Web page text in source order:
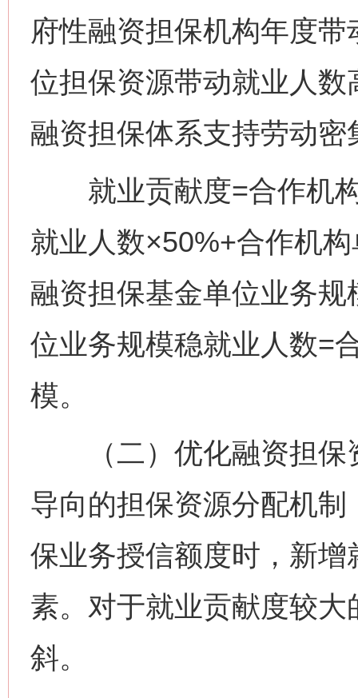
府性融资担保机构年度
位担保资源带动就业人
融资担保体系支持劳动
就业贡献度=合作机构
就业人数×50%+合作机
融资担保基金单位业务
位业务规模稳就业人数=
模。
（二）优化融资担保
导向的担保资源分配机
保业务授信额度时，新
素。对于就业贡献度较
斜。